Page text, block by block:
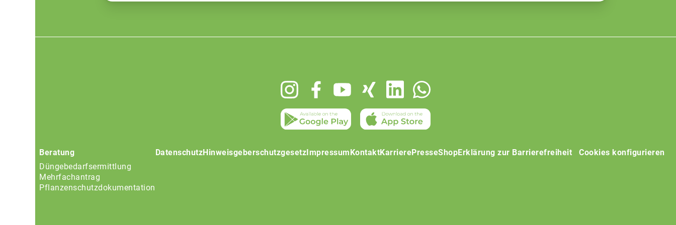
Beratung
Düngebedarfsermittlung
Mehrfachantrag
Pflanzenschutzdokumentation
DatenschutzHinweisgeberschutzgesetz Impressum KontaktKarrierePresseShopErklärung zur Barrierefreiheit Cookies konfigurieren